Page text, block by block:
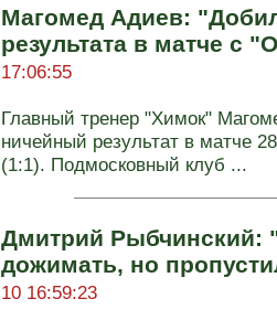
Магомед Адиев:
результата в матче с
17:06:55
Главный тренер "Химок"
ничейный результат в матче
(1:1). Подмосковный клуб ...
Дмитрий Рыбчинский:
дожимать, но
10 16:59:23